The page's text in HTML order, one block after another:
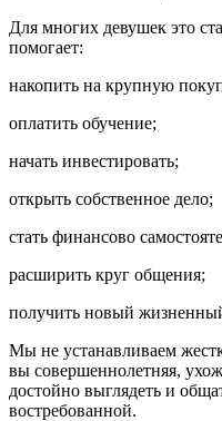
Для многих девушек это
помогает:
накопить на крупную
оплатить обучение;
начать инвестировать;
открыть собственное дело;
стать финансово
расширить круг общения;
получить новый
Мы не устанавливаем
вы совершеннолетняя,
достойно выглядеть и
востребованной.